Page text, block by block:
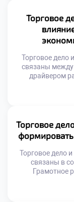
компании.
системное
Торговое
Торговое дело
связаны
драйвером
активной
сектор создает
наполняют
Торговое
Торговое дело
связаны в
Грамотное